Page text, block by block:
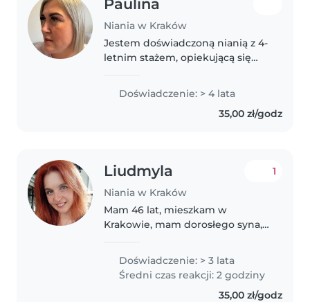
Paulina
Niania w Kraków
Jestem doświadczoną nianią z 4-
letnim stażem, opiekującą się
niemowląt po przedszkolaki.
Uwielbiam czytanie, muzykę i
zabawę z dziećmi. Jestem
Doświadczenie: > 4 lata
35,00 zł/godz
Liudmyla
Niania w Kraków
1
Mam 46 lat, mieszkam w
Krakowie, mam dorosłego syna,
jest opieka nad dzieckiem.Kiedy
mieszkałam w Ukrainie, miała
doświadczenie w pracy z
Doświadczenie: > 3 lata
Średni czas reakcji: 2 godziny
35,00 zł/godz